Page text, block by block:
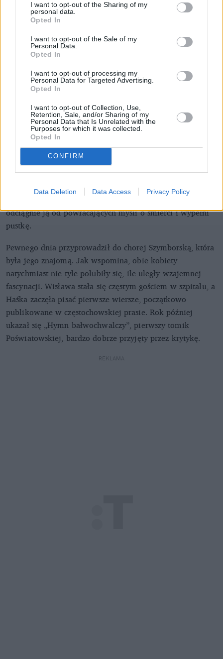
I want to opt-out of the Sharing of my
personal data.
Opted In
I want to opt-out of the Sale of my
Personal Data.
Opted In
I want to opt-out of processing my
Personal Data for Targeted Advertising.
Opted In
I want to opt-out of Collection, Use,
Retention, Sale, and/or Sharing of my
Personal Data that Is Unrelated with the
Purposes for which it was collected.
Opted In
CONFIRM
Data Deletion Data Access Privacy Policy
Poświatowska na tle obrazów męża, Adolfa. Częstochowa 1958
„Poświatowska we wspomnieniach i inspiracjach”, Kalina Stawska,
Zbigniew Myga
Stan zdrowia poetki pogorszył się, załamanie nerwowe
połączone z wadą serca zagrażało jej życiu. Kiedy
zajmujący się nią lekarz, profesor Julian Aleksandrowicz,
zobaczył na jej stoliku nocnym tomik wierszy Wisławy
Szymborskiej, wpadł na pewien pomysł. Stwierdził, że być
może wrażliwa dziewczyna odnajdzie się w pisaniu, które
odciągnie ją od powracających myśli o śmierci i wypełni
pustkę.
Pewnego dnia przyprowadził do chorej Szymborską, która
była jego znajomą. Jak wspomina, obie kobiety
natychmiast nie tyle polubiły się, ile uległy wzajemnej
fascynacji. Wisława stała się częstym gościem w szpitalu, a
Haśka zaczęła pisać pierwsze wiersze, początkowo
publikowane w częstochowskiej prasie. Rok później
ukazał się „Hymn bałwochwalczy”, pierwszy tomik
Poświatowskiej, bardzo dobrze przyjęty przez krytykę.
REKLAMA